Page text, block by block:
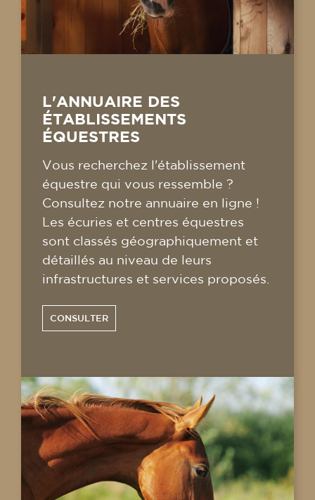
L'ANNUAIRE DES
ÉTABLISSEMENTS
ÉQUESTRES
Vous recherchez l'établissement
équestre qui vous ressemble ?
Consultez notre annuaire en ligne !
Les écuries et centres équestres
sont classés géographiquement et
détaillés au niveau de leurs
infrastructures et services proposés.
CONSULTER